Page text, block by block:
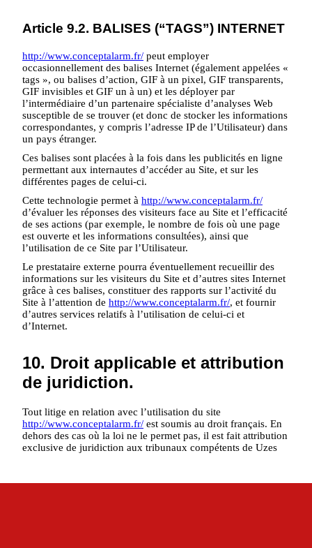
Article 9.2. BALISES (“TAGS”) INTERNET
http://www.conceptalarm.fr/ peut employer
occasionnellement des balises Internet (également appelées «
tags », ou balises d’action, GIF à un pixel, GIF transparents,
GIF invisibles et GIF un à un) et les déployer par
l’intermédiaire d’un partenaire spécialiste d’analyses Web
susceptible de se trouver (et donc de stocker les informations
correspondantes, y compris l’adresse IP de l’Utilisateur) dans
un pays étranger.
Ces balises sont placées à la fois dans les publicités en ligne
permettant aux internautes d’accéder au Site, et sur les
différentes pages de celui-ci.
Cette technologie permet à http://www.conceptalarm.fr/
d’évaluer les réponses des visiteurs face au Site et l’efficacité
de ses actions (par exemple, le nombre de fois où une page
est ouverte et les informations consultées), ainsi que
l’utilisation de ce Site par l’Utilisateur.
Le prestataire externe pourra éventuellement recueillir des
informations sur les visiteurs du Site et d’autres sites Internet
grâce à ces balises, constituer des rapports sur l’activité du
Site à l’attention de http://www.conceptalarm.fr/, et fournir
d’autres services relatifs à l’utilisation de celui-ci et
d’Internet.
10. Droit applicable et attribution
de juridiction.
Tout litige en relation avec l’utilisation du site
http://www.conceptalarm.fr/ est soumis au droit français. En
dehors des cas où la loi ne le permet pas, il est fait attribution
exclusive de juridiction aux tribunaux compétents de Uzes